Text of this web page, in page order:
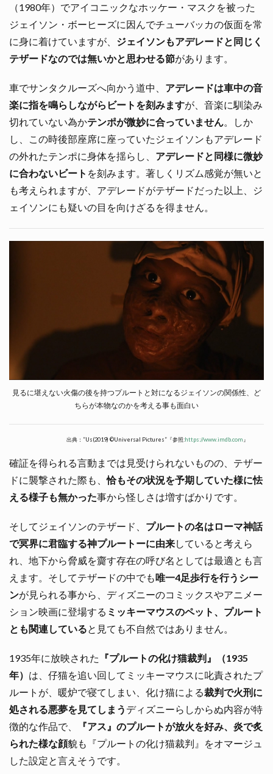
（1980年）でアイコニックなホッケー・マスクを被った
ジェイソン・ボーヒーズに因んでチューバッカの仮面を常
に身に着けていますが、 ジェイソンもアデレードと同じく
テザードなのでは無いかと思わせる節があります。
車でサンタクルーズへ向かう道中、 アデレードは車中の音
楽に指を鳴らしながらビートを刻みますが、音楽に馴染み
切れていない為かテンポが微妙に合っていません 。しか
し、この時後部座席に座っていたジェイソンもアデレード
の外れたテンポに身体を揺らし、 アデレードと同様に微妙
に合わないビート を刻みます。著しくリズム感覚が無いと
も考えられますが、アデレードがテザードだった以上、ジ
ェイソンにも疑いの目を向けざるを得ません。
見るに堪えない火傷の後を持つプルートと対になるジェイソンの関係性、ど
ちらが本物なのかを考える事も面白い
出典：”Us(2019) ©Universal Pictures”『参照:https://www.imdb.com 』
確証を得られる言動までは見受けられないものの、テザー
ドに襲撃された際も、恰もその状況を予期していた様に怯
える様子も無かった事から怪しさは増すばかりです。
そしてジェイソンのテザード、 プルートの名はローマ神話
で冥界に君臨する神プルートーに由来していると考えら
れ、地下から脅威を齎す存在の呼び名としては最適とも言
えます。そしてテザードの中でも唯一4足歩行を行うシー
ンが見られる事から、ディズニーのコミックスやアニメー
ション映画に登場する ミッキーマウスのペット、プルート
とも関連していると見ても不自然ではありません。
1935年に放映された 『プルートの化け猫裁判』（1935
年） は、仔猫を追い回してミッキーマウスに叱責されたプ
ルートが、暖炉で寝てしまい、化け猫による裁判で火刑に
処される悪夢を見てしまう ディズニーらしからぬ内容が特
徴的な作品で、
『アス』のプルートが放火を好み、炎で炙
られた様な顔貌も『プルートの化け猫裁判』をオマージュ
した設定と言えそうです。